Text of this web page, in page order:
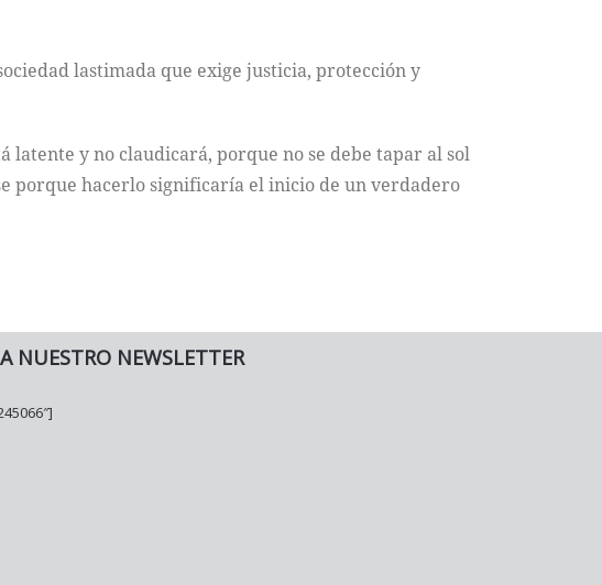
lastimada que exige justicia, protección y
latente y no claudicará, porque no se debe tapar al sol
porque hacerlo significaría el inicio de un verdadero
NUESTRO NEWSLETTER